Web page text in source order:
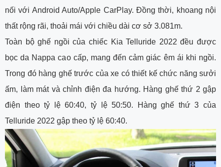
nối với Android Auto/Apple CarPlay. Đồng thời, khoang nội
thất rộng rãi, thoải mái với chiều dài cơ sở 3.081m.
Toàn bộ ghế ngồi của chiếc Kia Telluride 2022 đều được
bọc da Nappa cao cấp, mang đến cảm giác êm ái khi ngồi.
Trong đó hàng ghế trước của xe có thiết kế chức năng sưởi
ấm, làm mát và chỉnh điện đa hướng. Hàng ghế thứ 2 gập
điện theo tỷ lệ 60:40, tỷ lệ 50:50. Hàng ghế thứ 3 của
Telluride 2022 gập theo tỷ lệ 60:40.